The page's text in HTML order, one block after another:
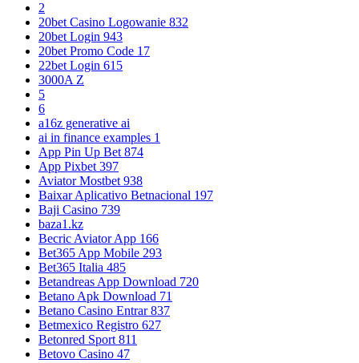
2
20bet Casino Logowanie 832
20bet Login 943
20bet Promo Code 17
22bet Login 615
3000A Z
5
6
a16z generative ai
ai in finance examples 1
App Pin Up Bet 874
App Pixbet 397
Aviator Mostbet 938
Baixar Aplicativo Betnacional 197
Baji Casino 739
baza1.kz
Becric Aviator App 166
Bet365 App Mobile 293
Bet365 Italia 485
Betandreas App Download 720
Betano Apk Download 71
Betano Casino Entrar 837
Betmexico Registro 627
Betonred Sport 811
Betovo Casino 47